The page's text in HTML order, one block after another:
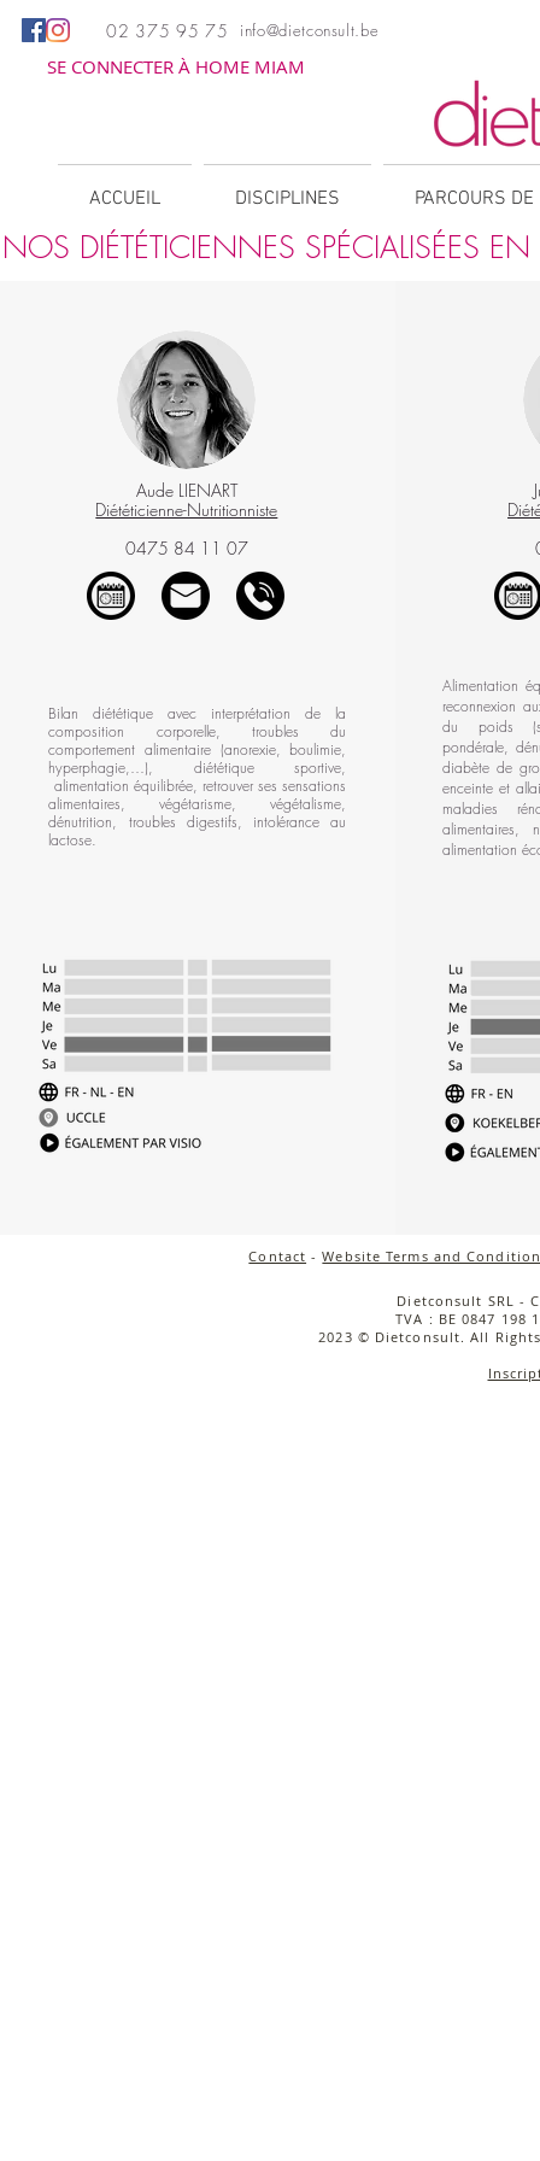
02 375 95 75 info@dietconsult.be
SE CONNECTER À HOME MIAM
ACCUEIL DISCIPLINES PARCOURS
NOS DIÉTÉTICIENNES SPÉCIALISÉES EN
Aude LIENART
Diététicienne-Nutritionniste
0475 84 11 07
Bilan diététique avec interprétation de la
composition corporelle, troubles du
comportement alimentaire (anorexie, boulimie,
hyperphagie,…), diététique sportive,
alimentation équilibrée, retrouver ses sensations
alimentaires, végétarisme, végétalisme,
dénutrition, troubles digestifs, intolérance au
lactose.
Alimentation
reconnexion
du poids
pondérale,
diabète de
enceinte et
maladies
alimentaires,
alimentation
Contact -Website Terms and
Dietconsult SRL -
TVA : BE 0847 198
2023 © Dietconsult. All